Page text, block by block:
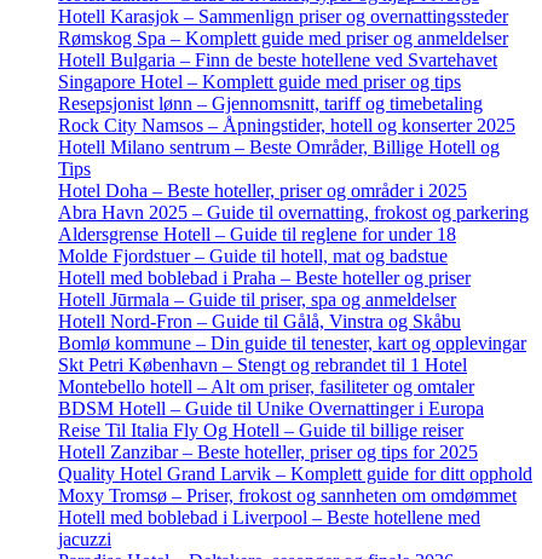
Hotell Karasjok – Sammenlign priser og overnattingssteder
Rømskog Spa – Komplett guide med priser og anmeldelser
Hotell Bulgaria – Finn de beste hotellene ved Svartehavet
Singapore Hotel – Komplett guide med priser og tips
Resepsjonist lønn – Gjennomsnitt, tariff og timebetaling
Rock City Namsos – Åpningstider, hotell og konserter 2025
Hotell Milano sentrum – Beste Områder, Billige Hotell og
Tips
Hotel Doha – Beste hoteller, priser og områder i 2025
Abra Havn 2025 – Guide til overnatting, frokost og parkering
Aldersgrense Hotell – Guide til reglene for under 18
Molde Fjordstuer – Guide til hotell, mat og badstue
Hotell med boblebad i Praha – Beste hoteller og priser
Hotell Jūrmala – Guide til priser, spa og anmeldelser
Hotell Nord-Fron – Guide til Gålå, Vinstra og Skåbu
Bomlø kommune – Din guide til tenester, kart og opplevingar
Skt Petri København – Stengt og rebrandet til 1 Hotel
Montebello hotell – Alt om priser, fasiliteter og omtaler
BDSM Hotell – Guide til Unike Overnattinger i Europa
Reise Til Italia Fly Og Hotell – Guide til billige reiser
Hotell Zanzibar – Beste hoteller, priser og tips for 2025
Quality Hotel Grand Larvik – Komplett guide for ditt opphold
Moxy Tromsø – Priser, frokost og sannheten om omdømmet
Hotell med boblebad i Liverpool – Beste hotellene med
jacuzzi